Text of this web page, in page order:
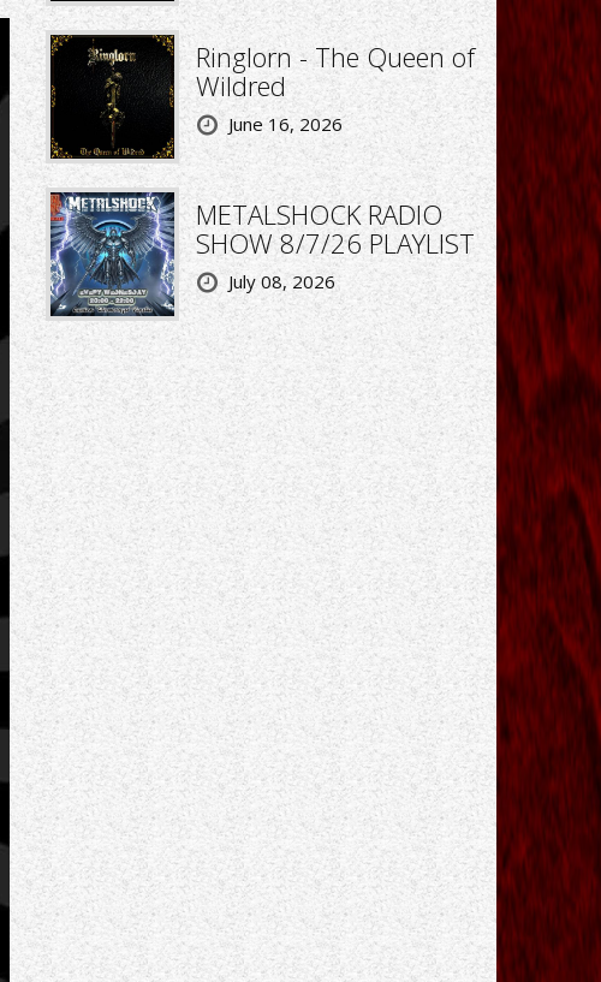
Ringlorn - The Queen of
Wildred
June 16, 2026
METALSHOCK RADIO
SHOW 8/7/26 PLAYLIST
July 08, 2026